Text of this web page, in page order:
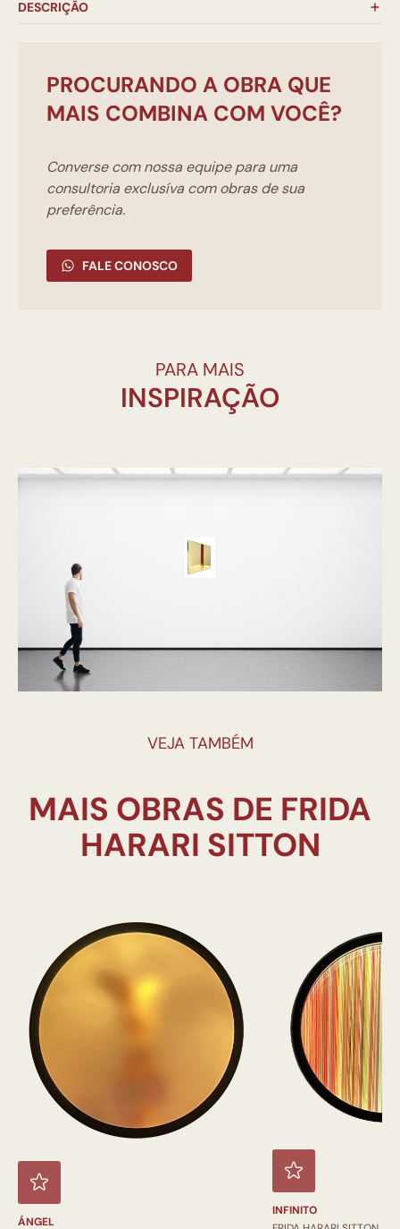
DESCRIÇÃO
PROCURANDO A OBRA QUE
MAIS COMBINA COM VOCÊ?
Converse com nossa equipe para uma
consultoria exclusíva com obras de sua
preferência.
FALE CONOSCO
PARA MAIS
INSPIRAÇÃO
VEJA TAMBÉM
MAIS OBRAS DE FRIDA
ÁNGEL
INFINITO